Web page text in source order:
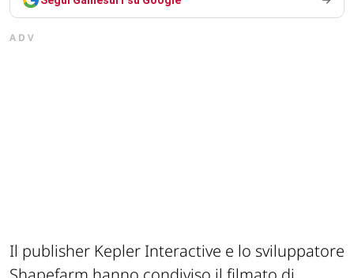
ADV
Il publisher Kepler Interactive e lo sviluppatore